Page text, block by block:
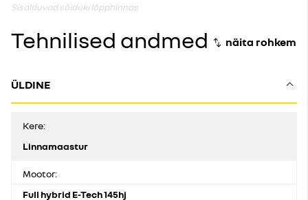
Sisalduvad sõiduki lõpphinnas
Tehnilised andmed
ÜLDINE
Kere:
Linnamaastur
Mootor:
Full hybrid E-Tech 145hj